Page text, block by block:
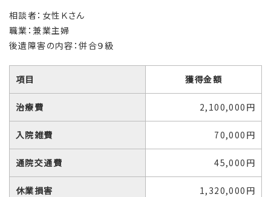
相談者：女性Ｋさん
職業：兼業主婦
後遺障害の内容：併合９級
項目 獲得金額
治療費 2,100,000円
入院雑費 70,000円
通院交通費 45,000円
休業損害 1,320,000円